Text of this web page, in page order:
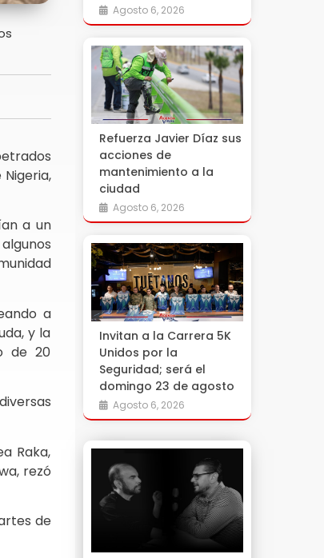
a un
a
y la
de 20
Raka,
rezó
de
Agosto 6, 2026
Refuerza Javier Díaz sus
acciones de
mantenimiento a la
ciudad
Agosto 6, 2026
Invitan a la Carrera 5K
Unidos por la
Seguridad; será el
domingo 23 de agosto
Agosto 6, 2026